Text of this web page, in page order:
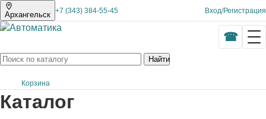
Архангельск +7 (343) 384-55-45 Вход/Регистрация
Найти
Корзина
Каталог